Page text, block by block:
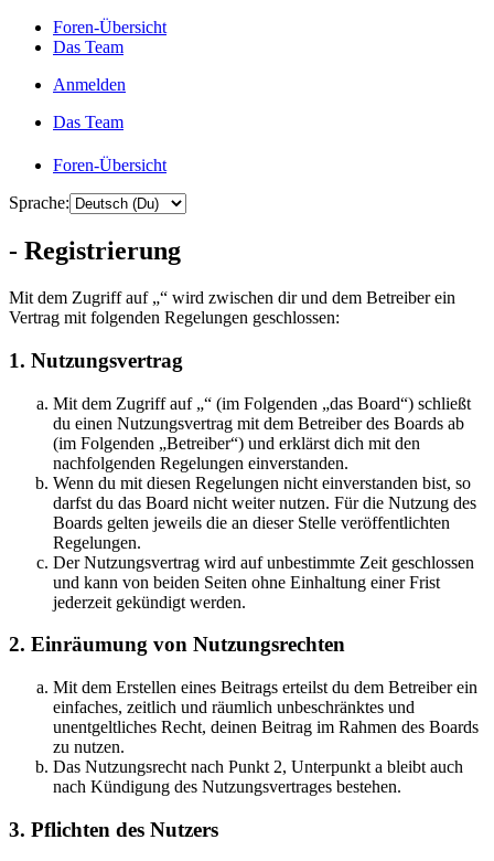
Foren-Übersicht
Das Team
Anmelden
Das Team
Foren-Übersicht
Sprache:
- Registrierung
Mit dem Zugriff auf „“ wird zwischen dir und dem Betreiber ein
Vertrag mit folgenden Regelungen geschlossen:
1. Nutzungsvertrag
Mit dem Zugriff auf „“ (im Folgenden „das Board“) schließt
du einen Nutzungsvertrag mit dem Betreiber des Boards ab
(im Folgenden „Betreiber“) und erklärst dich mit den
nachfolgenden Regelungen einverstanden.
Wenn du mit diesen Regelungen nicht einverstanden bist, so
darfst du das Board nicht weiter nutzen. Für die Nutzung des
Boards gelten jeweils die an dieser Stelle veröffentlichten
Regelungen.
Der Nutzungsvertrag wird auf unbestimmte Zeit geschlossen
und kann von beiden Seiten ohne Einhaltung einer Frist
jederzeit gekündigt werden.
2. Einräumung von Nutzungsrechten
Mit dem Erstellen eines Beitrags erteilst du dem Betreiber ein
einfaches, zeitlich und räumlich unbeschränktes und
unentgeltliches Recht, deinen Beitrag im Rahmen des Boards
zu nutzen.
Das Nutzungsrecht nach Punkt 2, Unterpunkt a bleibt auch
nach Kündigung des Nutzungsvertrages bestehen.
3. Pflichten des Nutzers